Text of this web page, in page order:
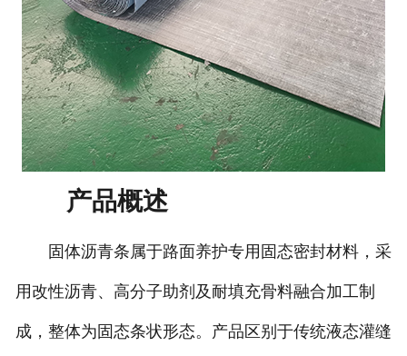
产品概述
固体沥青条属于路面养护专用固态密封材料，采
用改性沥青、高分子助剂及耐填充骨料融合加工制
成，整体为固态条状形态。产品区别于传统液态灌缝